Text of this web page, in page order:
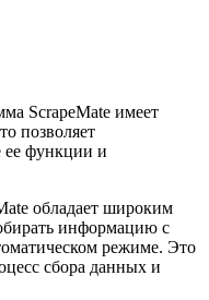
ScrapeMate имеет
позволяет
ее функции и
обладает широким
информацию с
режиме. Это
сбора данных и